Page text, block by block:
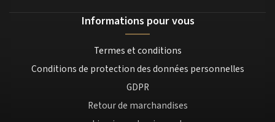
Informations pour vous
Termes et conditions
Conditions de protection des données personnelles
GDPR
Retour de marchandises